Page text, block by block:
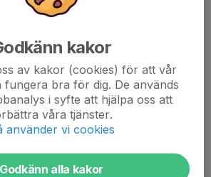
kakor
av kakor (cookies) för att vår
fungera bra för dig. De används
i syfte att hjälpa oss att
våra tjänster.
använder vi cookies
Godkänn alla kakor